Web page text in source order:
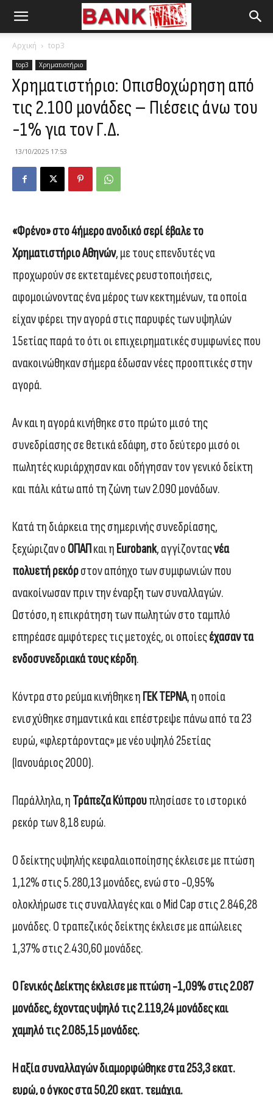
Αρχική top3
top3 Χρηματιστήριο
Χρηματιστήριο: Οπισθοχώρηση από
τις 2.100 μονάδες – Πιέσεις άνω του
-1% για τον Γ.Δ.
13/10/2025 17:53
«Φρένο» στο 4ήμερο ανοδικό σερί έβαλε το
Χρηματιστήριο Αθηνών, με τους επενδυτές να
προχωρούν σε εκτεταμένες ρευστοποιήσεις,
αφομοιώνοντας ένα μέρος των κεκτημένων, τα οποία
είχαν φέρει την αγορά στις παρυφές των υψηλών
15ετίας παρά το ότι οι επιχειρηματικές συμφωνίες που
ανακοινώθηκαν σήμερα έδωσαν νέες προοπτικές στην
αγορά.
Αν και η αγορά κινήθηκε στο πρώτο μισό της
συνεδρίασης σε θετικά εδάφη, στο δεύτερο μισό οι
πωλητές κυριάρχησαν και οδήγησαν τον γενικό δείκτη
και πάλι κάτω από τη ζώνη των 2.090 μονάδων.
Κατά τη διάρκεια της σημερινής συνεδρίασης,
ξεχώριζαν ο ΟΠΑΠκαι η Eurobank, αγγίζονταςνέα
πολυετή ρεκόρστον απόηχο των συμφωνιών που
ανακοίνωσαν πριν την έναρξη των συναλλαγών.
Ωστόσο, η επικράτηση των πωλητών στο ταμπλό
επηρέασε αμφότερες τις μετοχές, οι οποίεςέχασαν τα
ενδοσυνεδριακά τους κέρδη.
Κόντρα στο ρεύμα κινήθηκε η ΓΕΚ ΤΕΡΝΑ, η οποία
ενισχύθηκε σημαντικά και επέστρεψε πάνω από τα 23
ευρώ, «φλερτάροντας» με νέο υψηλό 25ετίας
(Ιανουάριος 2000).
Παράλληλα, η Τράπεζα Κύπρουπλησίασε το ιστορικό
ρεκόρ των 8,18 ευρώ.
Ο δείκτης υψηλής κεφαλαιοποίησης έκλεισε με πτώση
1,12% στις 5.280,13 μονάδες, ενώ στο -0,95%
ολοκλήρωσε τις συναλλαγές και ο Mid Cap στις 2.846,28
μονάδες. Ο τραπεζικός δείκτης έκλεισε με απώλειες
1,37% στις 2.430,60 μονάδες.
Ο Γενικός Δείκτης έκλεισε με πτώση -1,09% στις 2.087
μονάδες, έχοντας υψηλό τις 2.119,24 μονάδες και
χαμηλό τις 2.085,15 μονάδες.
H αξία συναλλαγών διαμορφώθηκε στα 253,3 εκατ.
ευρώ, ο όγκος στα 50,20 εκατ. τεμάχια.